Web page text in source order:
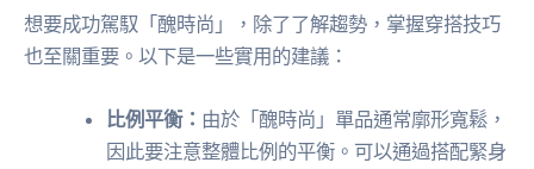
想要成功駕馭「醜時尚」，除了了解趨勢，掌握穿搭技巧
也至關重要。以下是一些實用的建議：
比例平衡： 由於「醜時尚」單品通常廓形寬鬆，
因此要注意整體比例的平衡。可以通過搭配緊身